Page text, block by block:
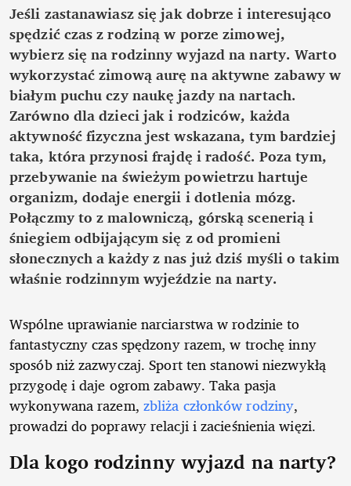
Jeśli zastanawiasz się jak dobrze i interesująco
spędzić czas z rodziną w porze zimowej,
wybierz się na rodzinny wyjazd na narty. Warto
wykorzystać zimową aurę na aktywne zabawy w
białym puchu czy naukę jazdy na nartach.
Zarówno dla dzieci jak i rodziców, każda
aktywność fizyczna jest wskazana, tym bardziej
taka, która przynosi frajdę i radość. Poza tym,
przebywanie na świeżym powietrzu hartuje
organizm, dodaje energii i dotlenia mózg.
Połączmy to z malowniczą, górską scenerią i
śniegiem odbijającym się z od promieni
słonecznych a każdy z nas już dziś myśli o takim
właśnie rodzinnym wyjeździe na narty.
Wspólne uprawianie narciarstwa w rodzinie to
fantastyczny czas spędzony razem, w trochę inny
sposób niż zazwyczaj. Sport ten stanowi niezwykłą
przygodę i daje ogrom zabawy. Taka pasja
wykonywana razem, zbliża członków rodziny,
prowadzi do poprawy relacji i zacieśnienia więzi.
Dla kogo rodzinny wyjazd na narty?